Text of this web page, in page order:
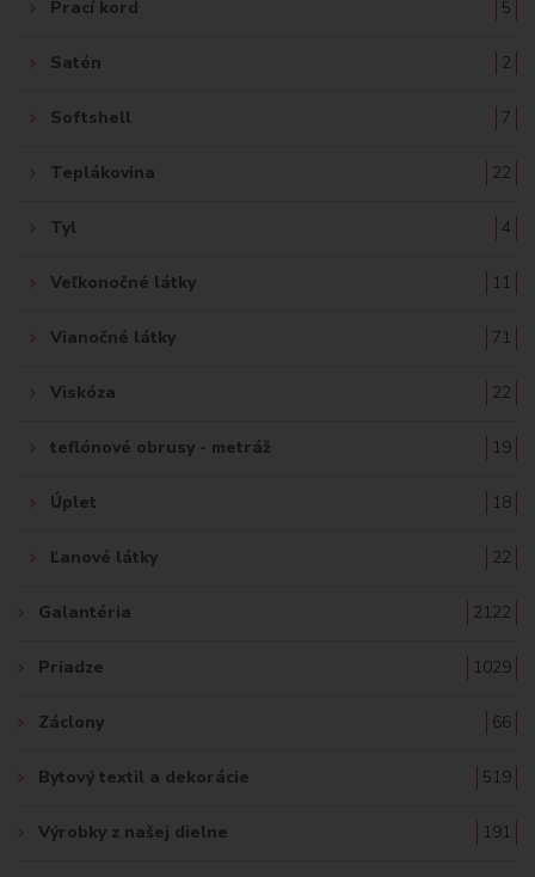
Prací kord 5
Satén 2
Softshell 7
Teplákovina 22
Tyl 4
Veľkonočné látky 11
Vianočné látky 71
Viskóza 22
teflónové obrusy - metráž 19
Úplet 18
Ľanové látky 22
Galantéria 2122
Priadze 1029
Záclony 66
Bytový textil a dekorácie 519
Výrobky z našej dielne 191